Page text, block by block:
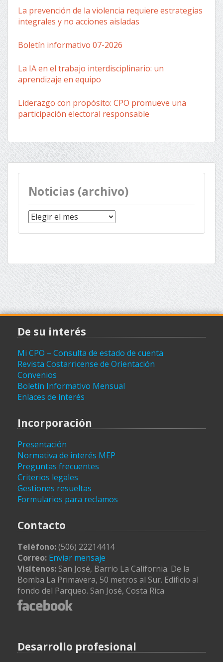
La prevención de la violencia requiere estrategias
integrales y no acciones aisladas
Boletín informativo 07-2026
La IA en el trabajo interdisciplinario: un
aprendizaje en equipo
Liderazgo con propósito: CPO promueve una
participación electoral responsable
Noticias (archivo)
Noticias
(archivo)
De su interés
Mi CPO – Consulta de estado de cuenta
Revista Costarricense de Orientación
Convenios
Boletín Informativo Mensual
Enlaces de interés
Incorporación
Presentación
Normativa de interés MEP
Preguntas frecuentes
Criterios legales
Gestiones resueltas
Formularios para reclamos
Contacto
Teléfono:(506) 22214414
Correo: Enviar mensaje
Visítenos: San José, Barrio La California. De la
Bomba La Primavera, 50 metros al Sur. Edificio al
fondo del Parqueo. San José, Costa Rica
Desarrollo profesional